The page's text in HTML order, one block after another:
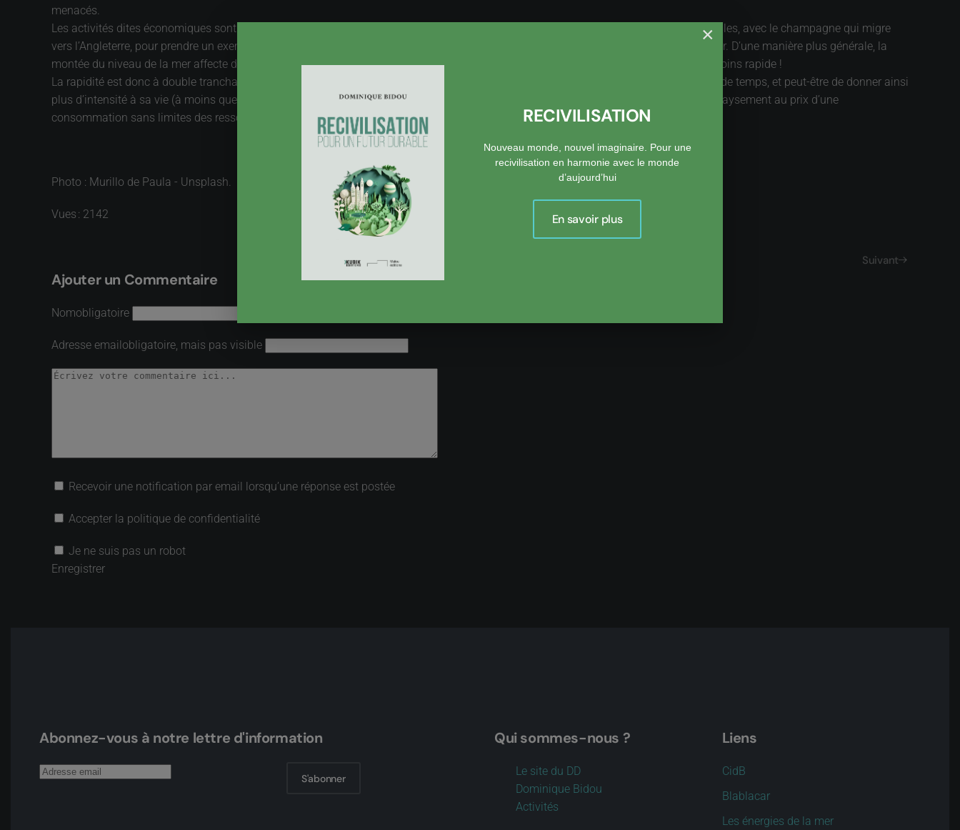
menacés.
Les activités dites économiques sont aussi impactées, et des situations que l’on pensait immuables sont touchées. On parle de vignobles, avec le champagne qui migre
vers l’Angleterre, pour prendre un exemple frappant. C’est aussi le tourisme, avec le manque de neige dans les stations de sports d’hiver. D’une manière plus générale, la
montée du niveau de la mer affecte des milliards de personnes et leurs activités, notamment agricoles. On aimerait bien que ça soit moins rapide !
La rapidité est donc à double tranchant. Elle permet de multiplier les échanges et les confrontations, de faire plus de choses en moins de temps, et peut-être de donner ainsi
plus d’intensité à sa vie (à moins que ce ne soit qu’une illusion). Elle permet aussi une fuite en avant, une recherche désespérée de dépaysement au prix d’une
consommation sans limites des ressources de la planète. Comme la langue d’Esope, la meilleure et la pire des choses
Photo : Murillo de Paula - Unsplash.
Vues : 2142
Suivant
Ajouter un Commentaire
Nomobligatoire
Adresse emailobligatoire, mais pas visible
Recevoir une notification par email lorsqu’une réponse est postée
Accepter la politique de confidentialité
Je ne suis pas un robot
Enregistrer
Abonnez-vous à notre lettre d'information
S'abonner
Qui sommes-nous ?
Le site du DD
Dominique Bidou
Activités
Liens
CidB
Blablacar
Les énergies de la mer
×
RECIVILISATION
Nouveau monde, nouvel imaginaire. Pour une
recivilisation en harmonie avec le monde
d’aujourd’hui
En savoir plus